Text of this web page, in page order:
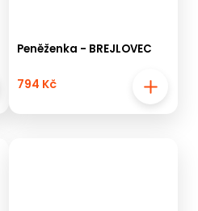
Peněženka - BREJLOVEC
794 Kč